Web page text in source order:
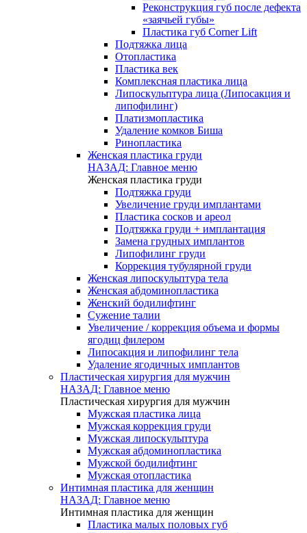
Реконструкция губ после дефекта
«заячьей губы»
Пластика губ Corner Lift
Подтяжка лица
Отопластика
Пластика век
Комплексная пластика лица
Липоскульптура лица (Липосакция и
липофилинг)
Платизмопластика
Удаление комков Биша
Ринопластика
Женская пластика груди
НАЗАД: Главное меню
Женская пластика груди
Подтяжка груди
Увеличение груди имплантами
Пластика сосков и ареол
Подтяжка груди + имплантация
Замена грудных имплантов
Липофилинг груди
Коррекция тубулярной груди
Женская липоскульптура тела
Женская абдоминопластика
Женский бодилифтинг
Сужение талии
Увеличение / коррекция объема и формы
ягодиц филером
Липосакция и липофилинг тела
Удаление ягодичных имплантов
Пластическая хирургия для мужчин
НАЗАД: Главное меню
Пластическая хирургия для мужчин
Мужская пластика лица
Мужская коррекция груди
Мужская липоскульптура
Мужская абдоминопластика
Мужской бодилифтинг
Мужская отопластика
Интимная пластика для женщин
НАЗАД: Главное меню
Интимная пластика для женщин
Пластика малых половых губ